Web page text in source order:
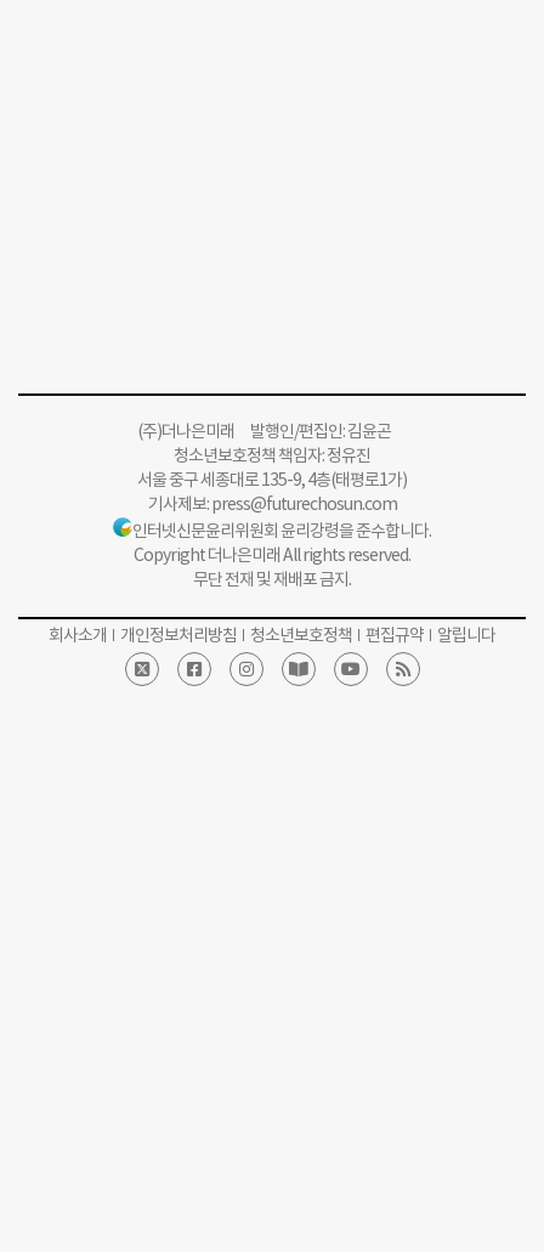
(주)더나은미래 발행인/편집인: 김윤곤
청소년보호정책 책임자: 정유진
서울 중구 세종대로 135-9, 4층(태평로1가)
기사제보:press@futurechosun.com
인터넷신문윤리위원회 윤리강령을 준수합니다.
Copyright 더나은미래 All rights reserved.
무단 전재 및 재배포 금지.
회사소개 개인정보처리방침 청소년보호정책 편집규약 알립니다